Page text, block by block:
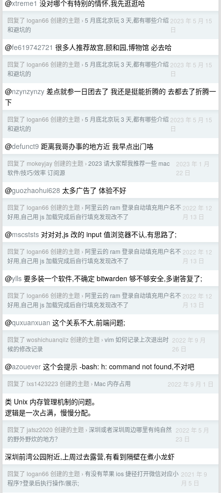
@xtreme1 没对哪个有特别的情怀,我先逛逛哈
回复了 logan66 创建的主题 › 5 月底北京玩 3 天,都有哪些介绍
和避坑的
2023 年 5 月 15
日
@fe619742721 很多人推荐故宫,颐和园,博物馆 必去哈
回复了 logan66 创建的主题 › 5 月底北京玩 3 天,都有哪些介绍
和避坑的
2023 年 5 月 15
日
@nzynzynzy 差点就参一日团去了 我还是挺能折腾的 去都去了折腾一
下
回复了 logan66 创建的主题 › 5 月底北京玩 3 天,都有哪些介绍
和避坑的
2023 年 5 月 15
日
@defunct9 距离我哥办事的地方近 我早点出门咯
回复了 mokeyjay 创建的主题 › 2023 请大家帮我推荐一些 mac
软件/技巧/效率 订阅源
2023 年 1 月
22 日
@guozhaohui628 太多广告了 体验不好
回复了 logan66 创建的主题 › 阿里云的 ram 登录自动填充用户名不
好用,自己用 js 加载完成后自行填充发现改不了
2022 年 12
月 13 日
@mscststs 对对对,js 改的 input 值浏览器不认,有思路了;
回复了 logan66 创建的主题 › 阿里云的 ram 登录自动填充用户名不
好用,自己用 js 加载完成后自行填充发现改不了
2022 年 12
月 13 日
@ylls 要多装一个软件,不确定 bitwarden 够不够安全,多谢答复了;
回复了 logan66 创建的主题 › 阿里云的 ram 登录自动填充用户名不
好用,自己用 js 加载完成后自行填充发现改不了
2022 年 12
月 13 日
@quxuanxuan 这个关系不大,前端问题;
回复了 woshichuanqilz 创建的主题 › vim 如何记录上次退出时
候的修改记录
2022 年 9 月
26 日
@azouever 这个会提示 -bash: h: command not found,不对吧
回复了 lxs1423223 创建的主题 › Mac 内存占用 2022 年 9 月 1 日
类 Unix 内存管理机制的问题。
逻辑是一次占满，慢慢分配。
回复了 jatsz2020 创建的主题 › 深圳或者深圳周边哪里有纯自然
的野外野炊的地方？
2022 年 5 月
23 日
深圳前湾公园附近,上周过去露营,有看到隔壁在煮小龙虾
回复了 logan66 创建的主题 › 有没有苹果 ios 捷径打开微信对应小
程序?登录后执行操作/展示;
2021 年 9
月 5 日